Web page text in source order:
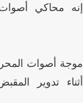
إنه محاكي أصوات
موجة أصوات
أثناء تدوير